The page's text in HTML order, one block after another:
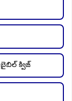
బైబిల్ క్విజ్